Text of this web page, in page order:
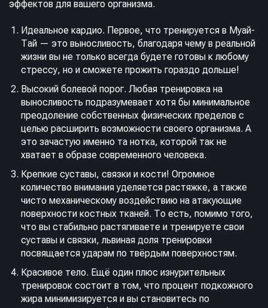
эффектов для вашего организма.
Идеальное кардио. Первое, что тренируется в Муай-
Тай — это выносливость, благодаря чему в реальной
жизни вы не только всегда будете готовы к любому
стрессу, но и сможете прожить гораздо дольше!
Высокий болевой порог. Любая тренировка на
выносливость подразумевает хотя бы минимальное
преодоление собственных физических пределов с
целью расширить возможности своего организма. А
это зачастую именно та нотка, которой так не
хватает в образе современного человека.
Крепкие суставы, связки и кости! Огромное
количество внимания уделяется растяжке, а также
чисто механическому воздействию на атакующие
поверхности костных тканей. То есть, помимо того,
что вы стабильно растягиваете и тренируете свои
суставы и связки, львиная доля тренировки
посвящается ударам по твёрдым поверхностям.
Красивое тело. Ещё один плюс изнурительных
тренировок состоит в том, что процент подкожного
жира минимизируется и вы становитесь по